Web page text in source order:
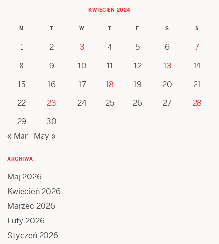
KWIECIEŃ 2024
M T W T F S S
1 2 3 4 5 6
7
8
9 10 11 12 13
14
15
16 17 18 19 20
21
22
23 24 25 26 27
28
29
30
« Mar
May »
ARCHIWA
Maj 2026
Kwiecień 2026
Marzec 2026
Luty 2026
Styczeń 2026